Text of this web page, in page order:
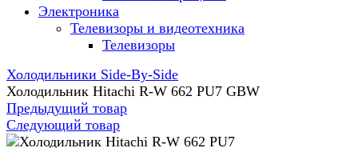
Электроника
Телевизоры и видеотехника
Телевизоры
Холодильники Side-By-Side
Холодильник Hitachi R-W 662 PU7 GBW
Предыдущий товар
Следующий товар